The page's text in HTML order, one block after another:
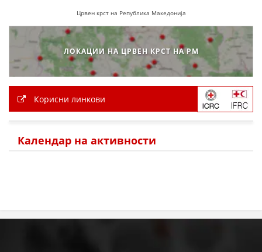
Црвен крст на Република Македонија
ЛОКАЦИИ НА ЦРВЕН КРСТ НА РМ
Корисни линкови
Календар на активности